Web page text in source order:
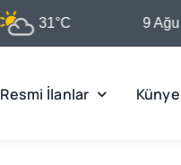
31°C 9 Ağu
Resmi İlanlar Künye